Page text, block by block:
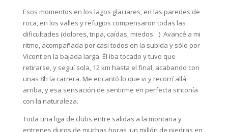
Esos momentos en los lagos glaciares, en las paredes de
roca, en los valles y refugios compensaron todas las
dificultades (dolores, tripa, caídas, miedos…). Avancé a mi
ritmo, acompañada por casi todos en la subida y sólo por
Vicent en la bajada larga. Él iba tocado y tuvo que
retirarse, y seguí sola, 12 km hasta el final, acabando con
unas 8h la carrera. Me encantó lo que vi y recorrí allá
arriba, y esa sensación de sentirme en perfecta sintonía
con la naturaleza.
Toda una liga de clubs entre salidas a la montaña y
entrenes duros de muchas horas, un millón de piedras en